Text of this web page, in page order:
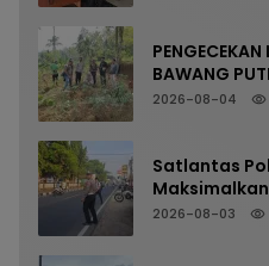
BAWANG
2026-08-04
Satlantas
Kelancaran
2026-08-03